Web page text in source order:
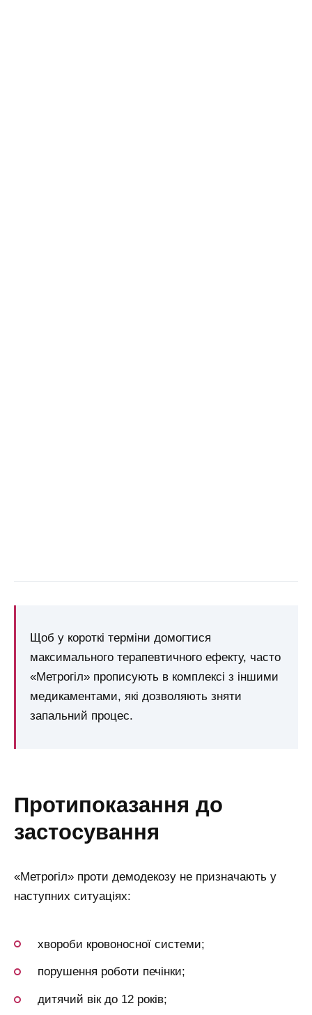
Щоб у короткі терміни домогтися
максимального терапевтичного ефекту, часто
«Метрогіл» прописують в комплексі з іншими
медикаментами, які дозволяють зняти
запальний процес.
протипоказання до
застосування
«Метрогіл» проти демодекозу не призначають у
наступних ситуаціях:
хвороби кровоносної системи;
порушення роботи печінки;
дитячий вік до 12 років;